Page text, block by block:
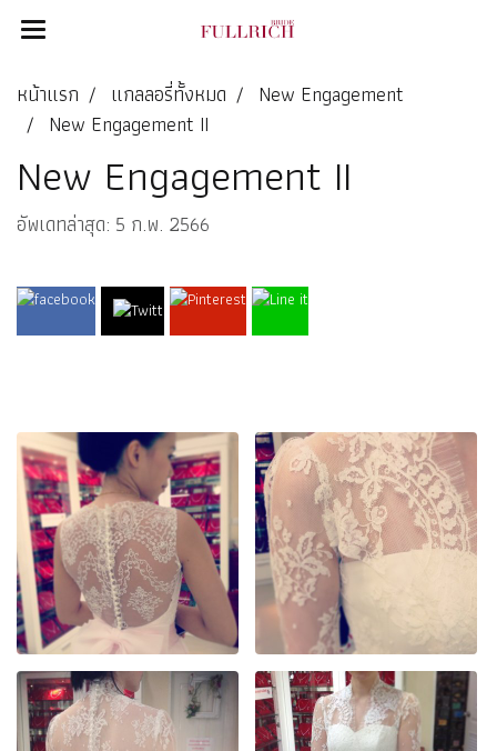
หน้าแรก แกลลอรี่ทั้งหมด
New Engagement
New Engagement II
New Engagement II
อัพเดทล่าสุด: 5 ก.พ. 2566